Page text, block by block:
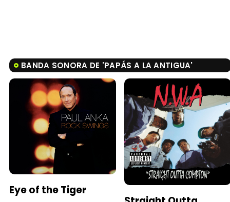
BANDA SONORA DE 'PAPÁS A LA ANTIGUA'
Eye of the Tiger